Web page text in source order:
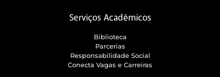
Serviços Acadêmicos
Biblioteca
Parcerias
Responsabilidade Social
Conecta Vagas e Carreiras